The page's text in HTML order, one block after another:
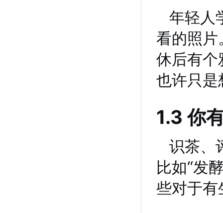
年轻人
看的照
休后有个
也许只是
1.3 你
识茶、
比如“发
些对于有